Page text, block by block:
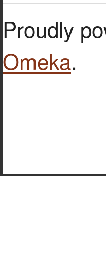
Proudly
Omeka.